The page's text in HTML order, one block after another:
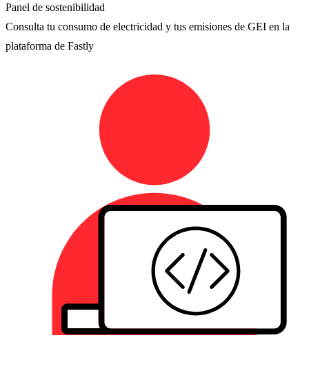
Panel de sostenibilidad
Consulta tu consumo de electricidad y tus emisiones de GEI en la
plataforma de Fastly